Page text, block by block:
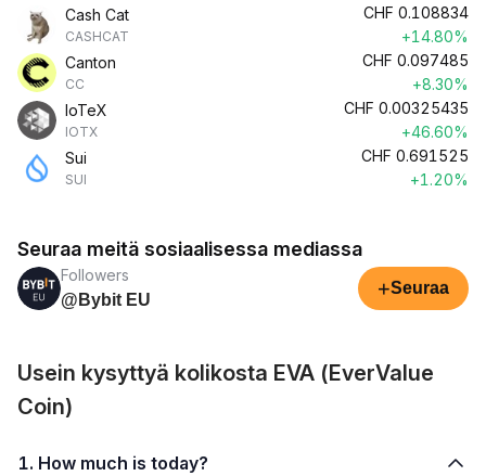
Cash Cat
CASHCAT
CHF 0.108834
+14.80%
Canton
CC
CHF 0.097485
+8.30%
IoTeX
IOTX
CHF 0.00325435
+46.60%
Sui
SUI
CHF 0.691525
+1.20%
Seuraa meitä sosiaalisessa mediassa
Followers
@Bybit EU
+Seuraa
Usein kysyttyä kolikosta EVA (EverValue
Coin)
1. How much is today?